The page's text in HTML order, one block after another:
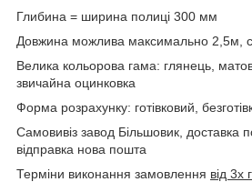
Глибина = ширина полиці 300 мм
Довжина можлива максимально 2,5м,
Велика кольорова гама: глянець,
звичайна оцинковка
Форма розрахунку: готівковий,
Самовивіз завод Більшовик, доставка
відправка нова пошта
Терміни виконання замовлення від 3х